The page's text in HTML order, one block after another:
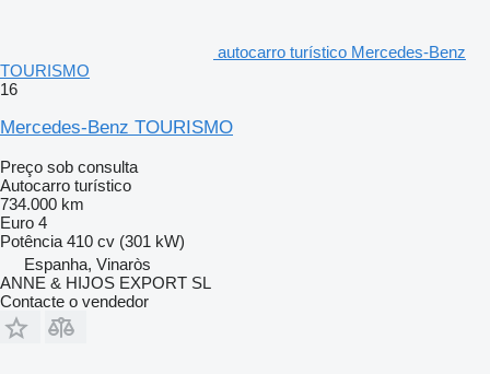
autocarro turístico Mercedes-Benz
TOURISMO
16
Mercedes-Benz TOURISMO
Preço sob consulta
Autocarro turístico
734.000 km
Euro 4
Potência 410 cv (301 kW)
Espanha, Vinaròs
ANNE & HIJOS EXPORT SL
Contacte o vendedor